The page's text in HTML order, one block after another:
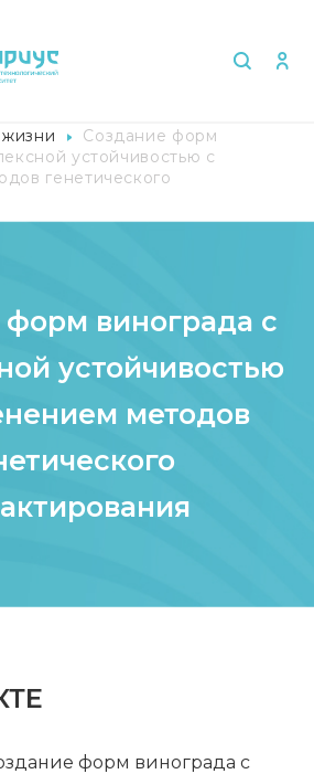
Создание форм
устойчивостью с
генетического
форм винограда с
устойчивостью
методов
форм винограда с